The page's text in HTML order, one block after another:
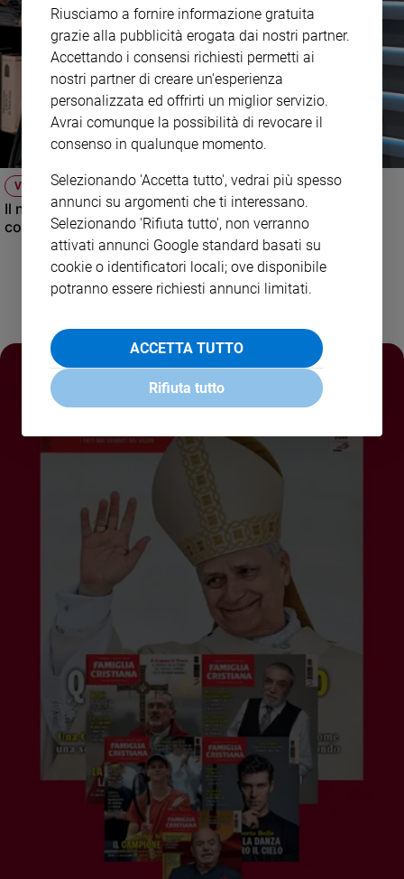
Policy
siamo
Contatti
Pubblicità
Registrati
Redazione
VIDEO
Il nuovo numero di Famiglia Cristiana raccontato dal
condirettore.
Riusciamo a fornire informazione gratuita
grazie alla pubblicità erogata dai nostri partner.
Accettando i consensi richiesti permetti ai
nostri partner di creare un'esperienza
personalizzata ed offrirti un miglior servizio.
Avrai comunque la possibilità di revocare il
consenso in qualunque momento.
Selezionando 'Accetta tutto', vedrai più spesso
annunci su argomenti che ti interessano.
Selezionando 'Rifiuta tutto', non verranno
attivati annunci Google standard basati su
cookie o identificatori locali; ove disponibile
potranno essere richiesti annunci limitati.
ACCETTA TUTTO
Rifiuta tutto